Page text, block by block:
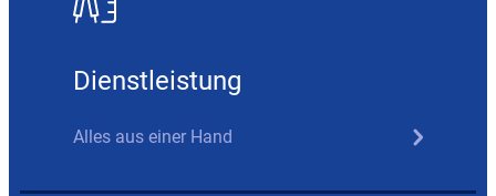
Dienstleistung
Alles aus einer Hand